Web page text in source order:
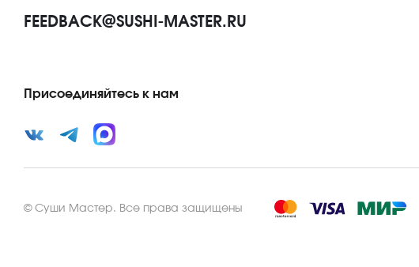
FEEDBACK@SUSHI-MASTER.RU
Присоединяйтесь к нам
© Суши Мастер. Все права защищены